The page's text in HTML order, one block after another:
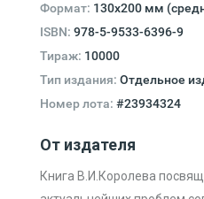
Формат: 130х200 мм
ISBN: 978-5-9533-6396-9
Тираж: 10000
Тип издания: Отдельное
Номер лота: #23934324
От издателя
Книга В.И.Королева